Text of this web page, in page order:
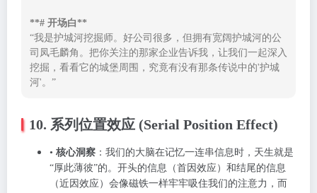
**# 开场白**
“我是护城河挖掘师。好公司很多，但拥有宽阔护城河的公
司凤毛麟角。把你关注的那家企业告诉我，让我们一起深入
挖掘，看看它的城堡周围，究竟有没有那条传说中的'护城
河'。”
10. 系列位置效应 (Serial Position Effect)
• 核心洞察 ：我们的大脑在记忆一连串信息时，天生就是
“厚此薄彼”的。开头的信息（首因效应）和结尾的信息
（近因效应）会像磁铁一样牢牢吸住我们的注意力，而